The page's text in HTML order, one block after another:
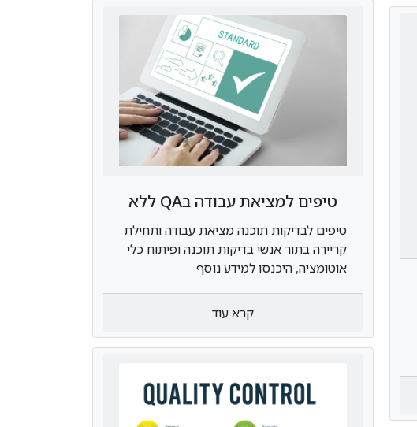
טיפים למציאת עבודה בQA ללא
טיפים לבדיקות תוכנה מציאת עבודה ותחילת
קריירה בתור אנשי בדיקות תוכנה ופיתוח כלי
אוטומציה, היכנסו למידע נוסף
קרא עוד